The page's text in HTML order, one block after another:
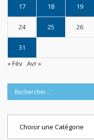
17 18 19
24 25 26
31
« Fév Avr »